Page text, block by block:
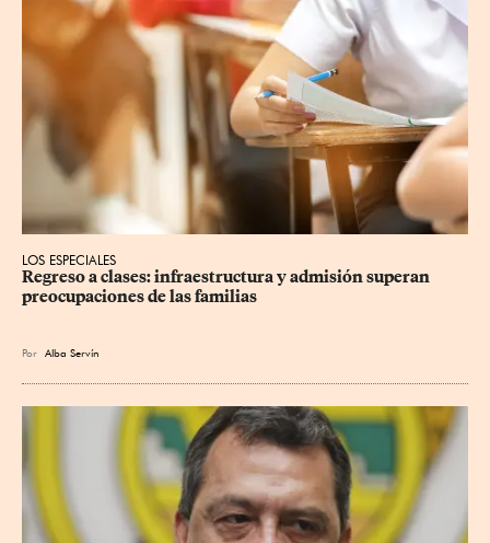
LOS ESPECIALES
Regreso a clases: infraestructura y admisión superan
preocupaciones de las familias
Por Alba Servín